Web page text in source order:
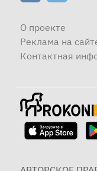
О проекте
Реклама на
Контактная